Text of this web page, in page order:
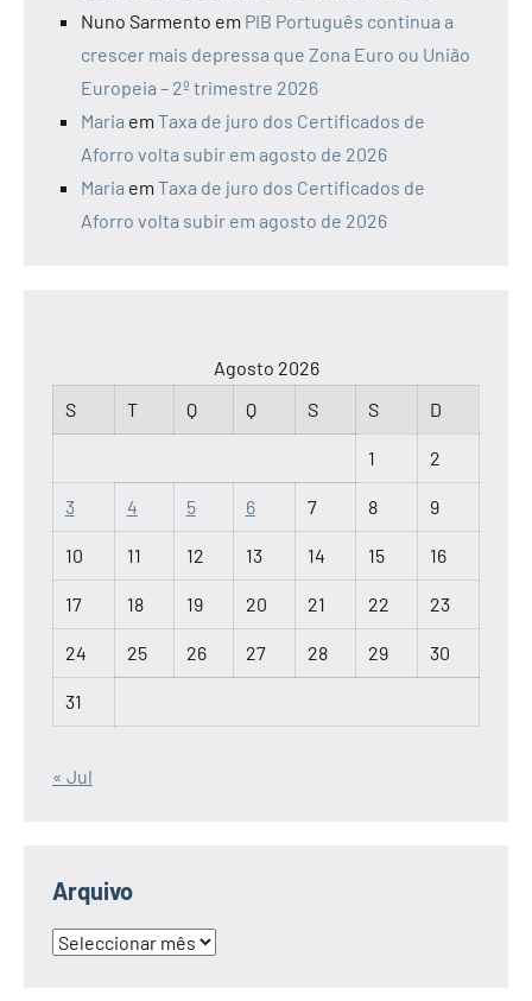
Nuno Sarmento em PIB Português continua a
crescer mais depressa que Zona Euro ou União
Europeia – 2º trimestre 2026
Maria em Taxa de juro dos Certificados de
Aforro volta subir em agosto de 2026
Maria em Taxa de juro dos Certificados de
Aforro volta subir em agosto de 2026
Agosto 2026
S
T Q Q S S D
1 2
3 4 5 6 7 8 9
10 11 12 13 14 15 16
17 18 19 20 21 22 23
24 25 26 27 28 29 30
31
« Jul
Arquivo
Arquivo